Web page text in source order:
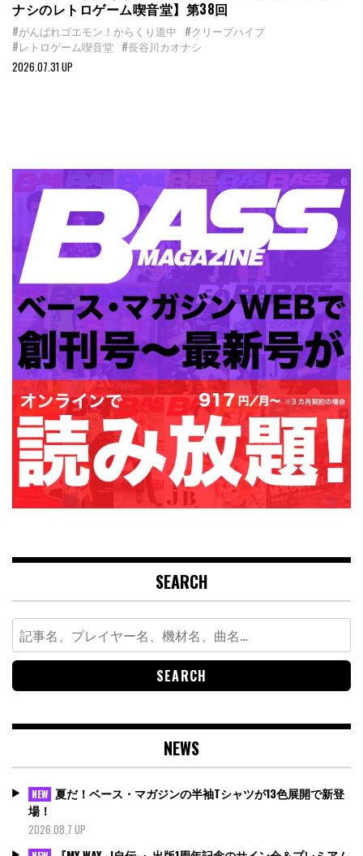
ナシのレトロゲーム喫音堂】第38回
#がんばれゴエモン！からくり道中 #クリープハイプ
#レトロゲーム喫音堂 #長谷川カオナシ
2026.07.31 UP
SEARCH
Search
for:
NEWS
NEW 夏だ！ベース・マガジンの半袖Tシャツが13色展開で新登
場！
2026.08.7 UP